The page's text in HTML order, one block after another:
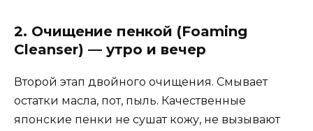
2. Очищение пенкой (Foaming
Cleanser) — утро и вечер
Второй этап двойного очищения. Смывает
остатки масла, пот, пыль. Качественные
японские пенки не сушат кожу, не вызывают